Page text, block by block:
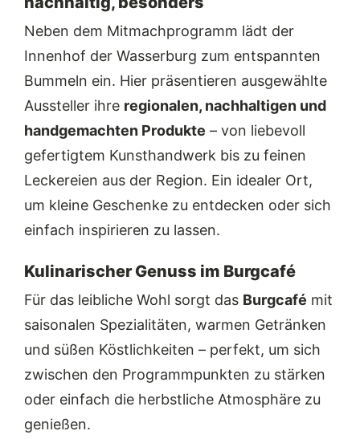
Neben dem Mitmachprogramm lädt der
Innenhof der Wasserburg zum entspannten
Bummeln ein. Hier präsentieren ausgewählte
Aussteller ihre regionalen, nachhaltigen und
handgemachten Produkte – von liebevoll
gefertigtem Kunsthandwerk bis zu feinen
Leckereien aus der Region. Ein idealer Ort,
um kleine Geschenke zu entdecken oder sich
einfach inspirieren zu lassen.
Kulinarischer Genuss im Burgcafé
Für das leibliche Wohl sorgt das Burgcafé mit
saisonalen Spezialitäten, warmen Getränken
und süßen Köstlichkeiten – perfekt, um sich
zwischen den Programmpunkten zu stärken
oder einfach die herbstliche Atmosphäre zu
genießen.